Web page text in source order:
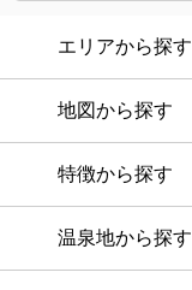
エリアから探す
地図から探す
特徴から探す
温泉地から探す